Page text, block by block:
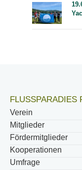
FLUSSPARADIES
Verein
Mitglieder
Fördermitglieder
Kooperationen
Umfrage